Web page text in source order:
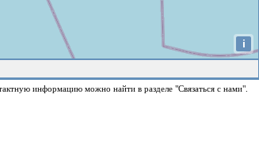
i
информацию можно найти в разделе "Связаться с нами".